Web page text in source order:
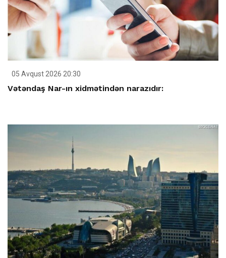
05 Avqust 2026 20:30
Vətəndaş Nar-ın xidmətindən narazıdır: